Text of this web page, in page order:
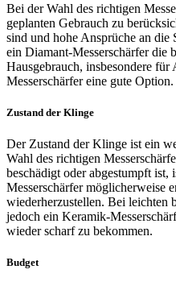
Bei der Wahl des richtigen
geplanten Gebrauch zu
sind und hohe Ansprüche an die
ein Diamant-Messerschärfer die
Hausgebrauch, insbesondere
Messerschärfer eine gute Option.
Zustand der Klinge
Der Zustand der Klinge ist ein
Wahl des richtigen
beschädigt oder abgestumpft ist,
Messerschärfer möglicherweise
wiederherzustellen. Bei leichten
jedoch ein Keramik-
wieder scharf zu bekommen.
Budget